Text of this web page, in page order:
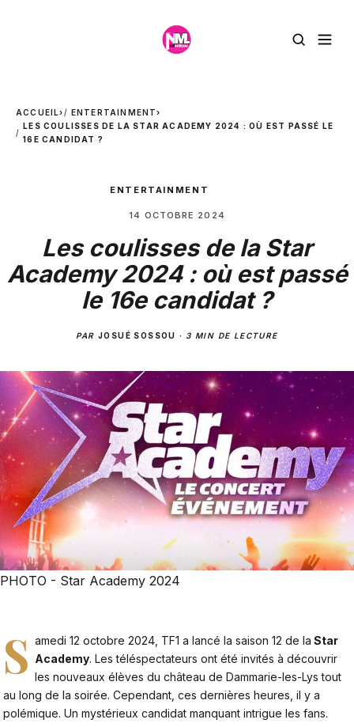
ACCUEIL› ENTERTAINMENT›
LES COULISSES DE LA STAR ACADEMY 2024 : OÙ EST PASSÉ LE
16E CANDIDAT ?
ENTERTAINMENT
14 OCTOBRE 2024
Les coulisses de la Star
Academy 2024 : où est passé
le 16e candidat ?
PARJOSUÉ SOSSOU · 3 MIN DE LECTURE
PHOTO - Star Academy 2024
S amedi 12 octobre 2024, TF1 a lancé la saison 12 de la Star
Academy. Les téléspectateurs ont été invités à découvrir
les nouveaux élèves du château de Dammarie-les-Lys tout
au long de la soirée. Cependant, ces dernières heures, il y a
polémique. Un mystérieux candidat manquant intrigue les fans.